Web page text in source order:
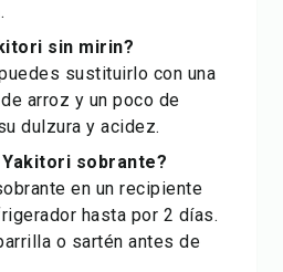
sin mirin?
sustituirlo con una
arroz y un poco de
dulzura y acidez.
sobrante?
en un recipiente
hasta por 2 días.
o sartén antes de